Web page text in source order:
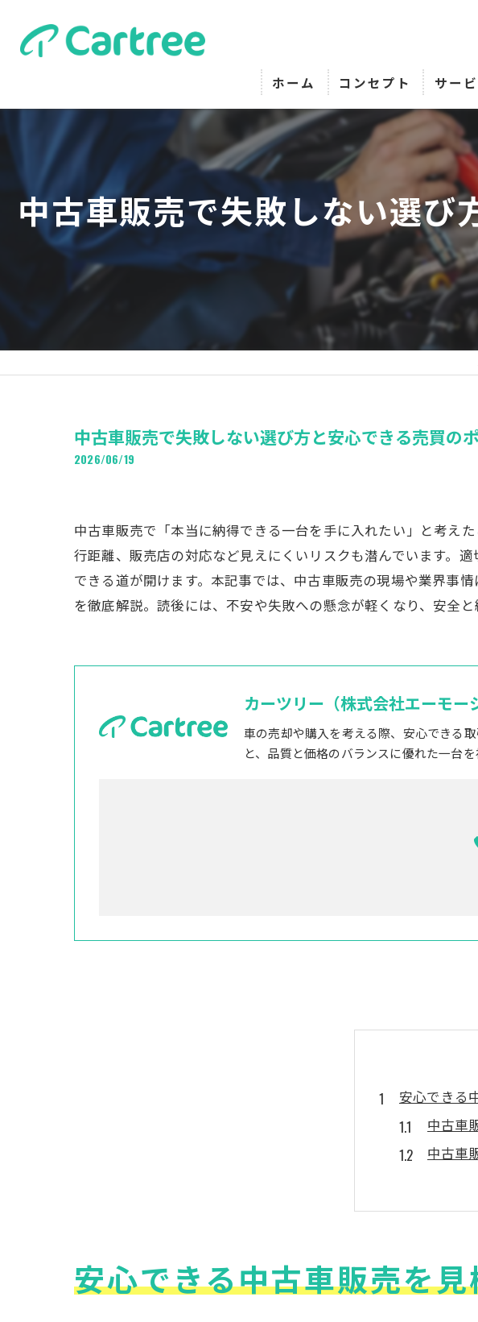
ホーム コンセプト サー
中古車販売で失敗しない選び
中古車販売で失敗しない選び方と安心できる売買の
2026/06/19
中古車販売で「本当に納得できる一台を手に入れたい」と考え
行距離、販売店の対応など見えにくいリスクも潜んでいます。
できる道が開けます。本記事では、中古車販売の現場や業界事
を徹底解説。読後には、不安や失敗への懸念が軽くなり、安全
カーツリー（株式会社エーモー
車の売却や購入を考える際、安心できる
と、品質と価格のバランスに優れた一台
安心できる
中古車
中古車
中古
中古車
失敗しない
中古車
安心できる中古車販売を